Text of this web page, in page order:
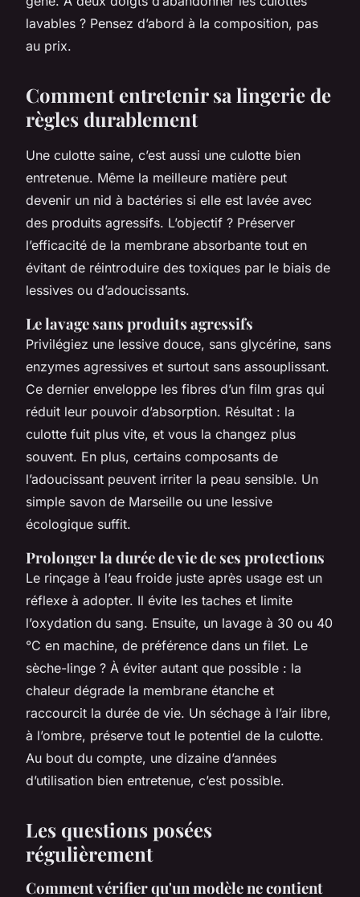
lavables ? Pensez d’abord à la composition, pas
au prix.
Comment entretenir sa lingerie de
règles durablement
Une culotte saine, c’est aussi une culotte bien
entretenue. Même la meilleure matière peut
devenir un nid à bactéries si elle est lavée avec
des produits agressifs. L’objectif ? Préserver
l’efficacité de la membrane absorbante tout en
évitant de réintroduire des toxiques par le biais de
lessives ou d’adoucissants.
Le lavage sans produits agressifs
Privilégiez une lessive douce, sans glycérine, sans
enzymes agressives et surtout sans assouplissant.
Ce dernier enveloppe les fibres d’un film gras qui
réduit leur pouvoir d’absorption. Résultat : la
culotte fuit plus vite, et vous la changez plus
souvent. En plus, certains composants de
l’adoucissant peuvent irriter la peau sensible. Un
simple savon de Marseille ou une lessive
écologique suffit.
Prolonger la durée de vie de ses protections
Le rinçage à l’eau froide juste après usage est un
réflexe à adopter. Il évite les taches et limite
l’oxydation du sang. Ensuite, un lavage à 30 ou 40
°C en machine, de préférence dans un filet. Le
sèche-linge ? À éviter autant que possible : la
chaleur dégrade la membrane étanche et
raccourcit la durée de vie. Un séchage à l’air libre,
à l’ombre, préserve tout le potentiel de la culotte.
Au bout du compte, une dizaine d’années
d’utilisation bien entretenue, c’est possible.
Les questions posées
régulièrement
Comment vérifier qu'un modèle ne contient